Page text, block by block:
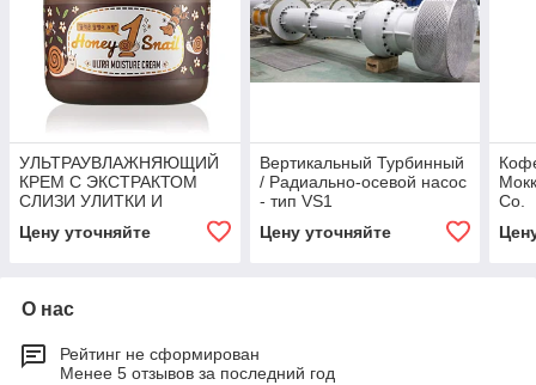
УЛЬТРАУВЛАЖНЯЮЩИЙ
КРЕМ С ЭКСТРАКТОМ
СЛИЗИ УЛИТКИ И
МЕДОМ NELLA HONEY 1
SNAIL ULTRA MOISTURE
Цену уточняйте
Вертикальный Турбинный
/ Радиально-осевой насос
- тип VS1
Цену уточняйте
Co.
О нас
Рейтинг не сформирован
Менее 5 отзывов за последний год